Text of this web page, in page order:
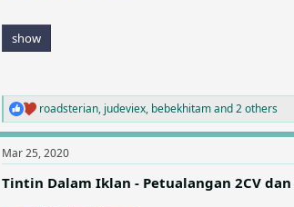
show
R
e
c
roadsterian, judeviex, bebekhitamand 2 others
Mar 25, 2020
Tintin Dalam Iklan - Petualangan 2CV